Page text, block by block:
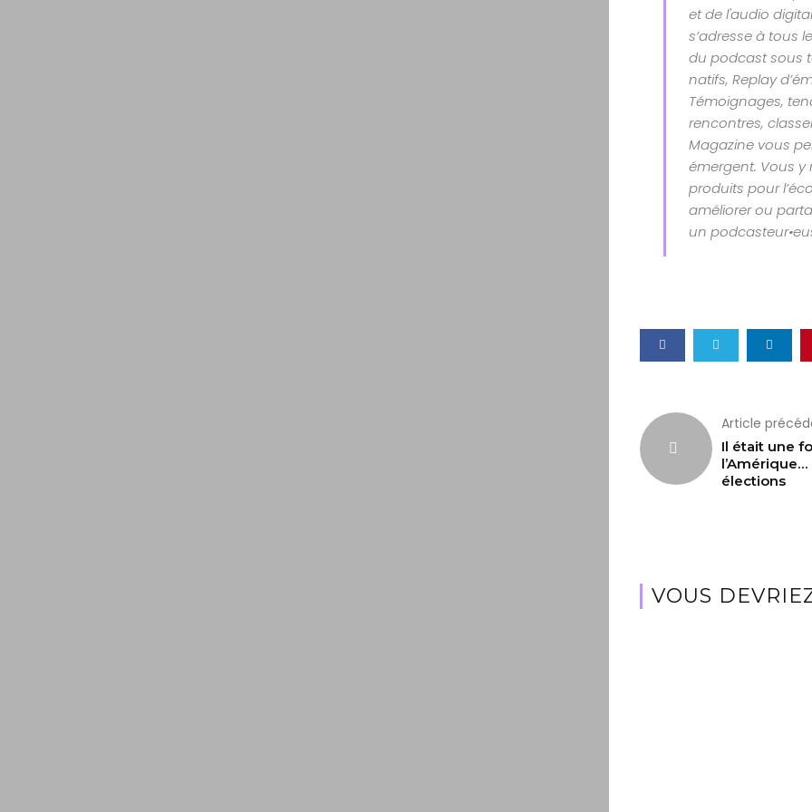
et de l'audio
s’adresse à tous
du podcast sous
natifs, Replay
Témoignages,
rencontres,
Magazine vous
émergent. Vous y
produits pour
améliorer ou
un
Article
Il était une
l’Amérique…
élections
VOUS